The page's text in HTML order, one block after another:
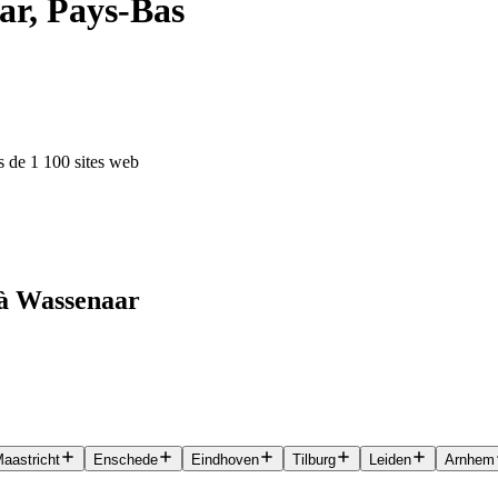
Pays-Bas
de 1 100 sites web
Wassenaar
Enschede Eindhoven Tilburg Leiden Arnhem